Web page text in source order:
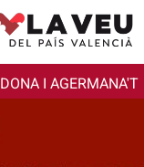
DONA I AGERMANA'T